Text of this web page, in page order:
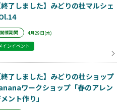
終了しました】みどりの杜マルシェ
開催期間
4月29日(水)
インイベント
終了しました】みどりの杜ショップ
ワークショップ「春のアレン
ント作り」